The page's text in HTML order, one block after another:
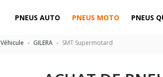
PNEUS AUTO PNEUS MOTO PNEUS
Véhicule GILERA SMT Supermotard